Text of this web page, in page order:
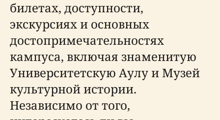
билетах, доступности,
экскурсиях и основных
достопримечательностях
кампуса, включая знаменитую
Университетскую Аулу и Музей
культурной истории.
Независимо от того,